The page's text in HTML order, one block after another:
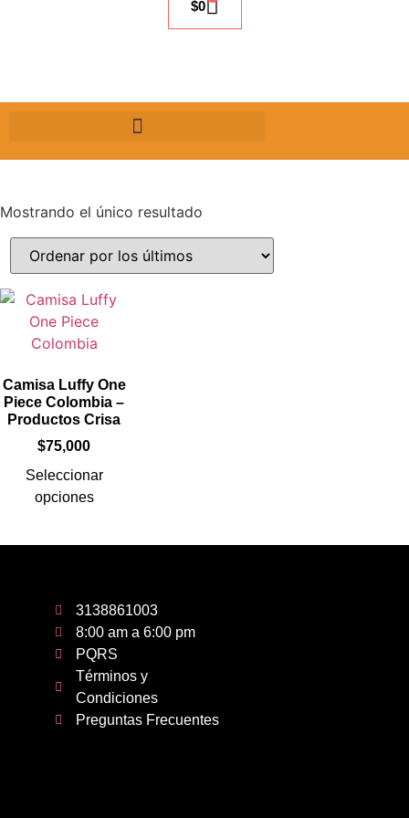
$0
Mostrando el único resultado
Camisa Luffy One
Piece Colombia –
Productos Crisa
$75,000
Seleccionar
opciones
3138861003
8:00 am a 6:00 pm
PQRS
Términos y
Condiciones
Preguntas Frecuentes